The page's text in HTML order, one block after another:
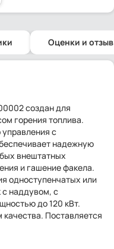
Оценки и
создан для
горения топлива.
с
надежную
внештатных
и гашение факела.
одноступенчатых или
с наддувом, с
до 120 кВт.
Поставляется